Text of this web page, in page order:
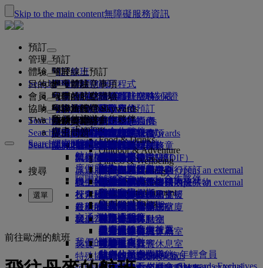
Skip to the main content無障礙服務資訊
預訂
預訂
預訂航班
搜尋航班
阿聯酋航空時刻表
精選票價
特別優惠
行程規劃
預訂旅館
行程及活動
旅遊服務
迎賓服務迎賓服務 Opens an external
link in a new tab
杜拜轉機服務
交通方式
機場接送
預約租車
航空公司合作夥伴
關於線上預訂
阿聯酋航空應用程式
阿聯酋航空最佳價格保證
選取座位
保留我的票價
阿聯酋航空應用程式
Search flight
管理
管理
管理預訂
檢索您的預訂
取消您的預訂
變更預訂
選擇您的座位
升等航班
管理專車接送
預訂便利旅行
線上報到
報到選項
航班狀態
出發前注意事項
出發前注意事項
旅遊資訊
危險物品指南
規範及注意事項
健康
適航證明書（MEDIF）
飲食資訊
阿拉伯聯合大公國內違禁物
杜拜國際機場
阿聯酋航空第三航廈
在航廈間移動
往返機場
接駁服務
行李
行李資訊
行李資訊
託運行李
隨身行李
購買更多行李限額
額外托運行李限額
杜拜行李服務
行李延誤或受損
簽證及護照
瞭解簽證規定
簽證和護照資訊
美國旅遊授權
阿拉伯聯合大公國簽證
Search flight
體驗
機上體驗
您乘坐的航班有哪些服務
機艙特色
頭等艙
商務艙
豪華經濟艙
經濟艙
在機上放鬆身心
機上娛樂
ice 提供內容
ice 直播電視系統
機上 Wi-Fi
兒童娛樂
美食
頭等艙美饌
阿聯酋航空體驗
你的旅行在此啟程
阿聯酋航空體驗
專車接送服務
阿聯酋航空服務
季節性場合
無接觸式旅程
我們的貴賓休息室
頭等艙貴賓休息室
商務艙貴賓休息室
全球貴賓休息室
合作夥伴貴賓休息室
付費進入貴賓休息室
marhaba 貴賓休息室
家族旅行
全家一起出遊
規劃家族旅遊
無成人陪同之孩童
懷孕
行李限額
兒童與嬰兒票價規則
汽車安全座椅和搖籃
在機場
機上
攜帶兒童搭機
與嬰兒同行
嬰兒行李限額
飛悅卓越
飛悅卓越
飛悅卓越的更多理由
關於我們
關於我們
我們的歷史
媒體中心媒體中心 Opens an external
link in a new tab
集團公司
安全
財務透明度
負責任的商業行為
我們的員工
我們的領導團隊
Search flight
目的地
我們的航點
目的地
我們的航點
亞太地區
美洲
非洲
歐洲
中東地區
探索杜拜
最新的航點
赫爾辛基
杭州
峴港市
深圳
Explore Dubai
Explore Dubai
Explore
Food & Drinks
Outdoor & Adventure
Fitness & Wellbeing
Culture & Heritage
Beach & Marine
Family entertainment
Outdoor Dining
我們的旅遊合作夥伴
空中和地面的合作夥伴
我們的旅遊合作夥伴
澳洲航空
flydubai
阿聯酋航空 Skywards 合作夥伴
探索
探索阿聯酋航空航點
航線地圖
度假靈感
海灘目的地
野生動物假期
歷史與文化假期
城市小憩
美食家的度假首選
Search flight
會員
阿聯酋航空 Skywards
加入阿聯酋航空 Skywards
有關阿聯酋航空 Skywards
會員等級
flydubai
現金 + 哩程數
數位會員卡
我的家庭
使用哩程數
申領哩程數
購買哩程數
賺取哩程數
Skywards Skysurfers 年輕會員
Skywards ExclusivesSkywards Exclusives
商務獎勵計劃
註冊你的公司
商務獎勵計劃
註冊你的公司
登入商務獎勵計劃
權益
計劃運作方式
常見問題
Search flight
協助
協助與聯絡
協助與聯絡
協助與聯絡
變更或取消
簽證和護照支援
意見回饋與投訴
行李延遲或損壞支援
杜拜轉機服務
我們營運的變更
最新旅遊資訊更新
查看航班狀態
特殊協助
提出問題
常見問題集
常見問題
透過阿聯酋航空進行預訂
我們的網絡及聯營航班
我們的其他產品
特殊協助和要求
行李與遺失財物
出發前準備
在機場
阿聯酋航空 Skywards
Search flight
TW
搜尋
選單
前往歐洲的航班